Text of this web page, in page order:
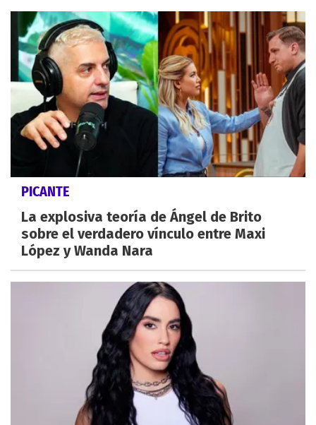
PICANTE
La explosiva teoría de Ángel de Brito
sobre el verdadero vínculo entre Maxi
López y Wanda Nara